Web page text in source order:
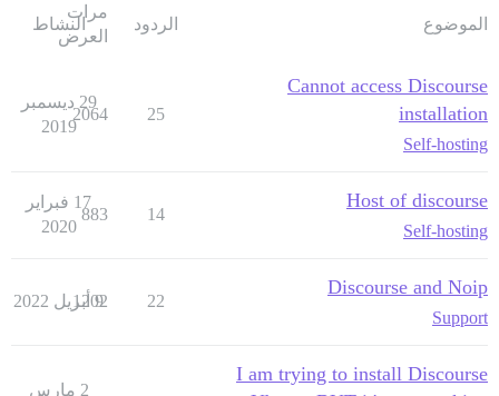
الموضوع الردود
مرات
العرض
النشاط
Cannot access Discourse
installation
Self-hosting
25
2064
29 ديسمبر
2019
Host of discourse
Self-hosting
14
883
17 فبراير
2020
Discourse and Noip
Support
22
1202
9 أبريل 2022
I am trying to install Discourse
2 مارس